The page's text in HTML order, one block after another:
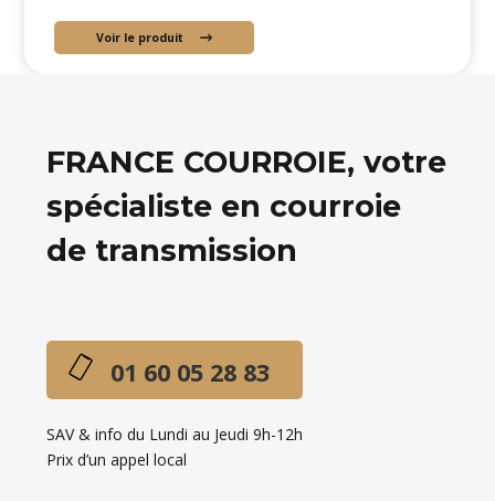
Voir le produit
FRANCE COURROIE, votre
spécialiste en courroie
de transmission
01 60 05 28 83
SAV & info du Lundi au Jeudi 9h-12h
Prix d’un appel local